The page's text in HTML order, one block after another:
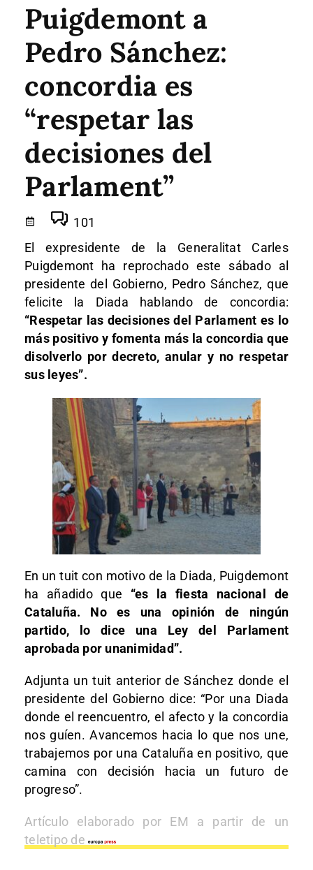
Puigdemont a
Pedro Sánchez:
concordia es
“respetar las
decisiones del
Parlament”
101
El expresidente de la Generalitat Carles
Puigdemont ha reprochado este sábado al
presidente del Gobierno, Pedro Sánchez, que
felicite la Diada hablando de concordia:
“Respetar las decisiones del Parlament es lo
más positivo y fomenta más la concordia que
disolverlo por decreto, anular y no respetar
sus leyes”.
En un tuit con motivo de la Diada, Puigdemont
ha añadido que “es la fiesta nacional de
Cataluña. No es una opinión de ningún
partido, lo dice una Ley del Parlament
aprobada por unanimidad”.
Adjunta un tuit anterior de Sánchez donde el
presidente del Gobierno dice: “Por una Diada
donde el reencuentro, el afecto y la concordia
nos guíen. Avancemos hacia lo que nos une,
trabajemos por una Cataluña en positivo, que
camina con decisión hacia un futuro de
progreso”.
Artículo elaborado por EM a partir de un
teletipo de